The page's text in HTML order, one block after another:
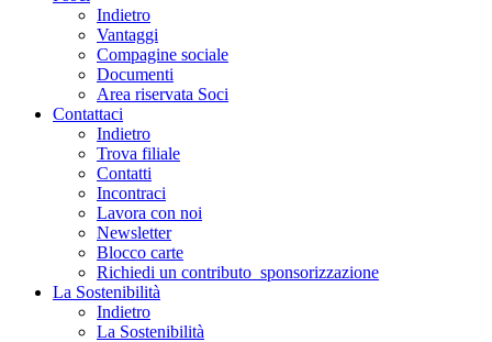
Indietro
Vantaggi
Compagine sociale
Documenti
Area riservata Soci
Contattaci
Indietro
Trova filiale
Contatti
Incontraci
Lavora con noi
Newsletter
Blocco carte
Richiedi un contributo_sponsorizzazione
La Sostenibilità
Indietro
La Sostenibilità